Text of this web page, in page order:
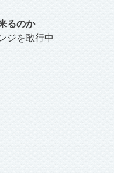
るのか
ジを敢行中